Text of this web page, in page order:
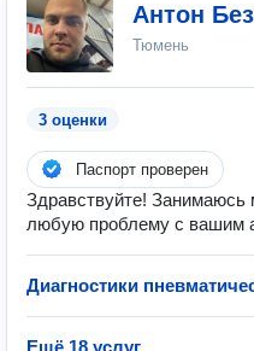
Антон
Тюмень
3 оценки
Паспорт проверен
Здравствуйте!
любую проблему с вашим
Диагностики
Ещё 18 услуг